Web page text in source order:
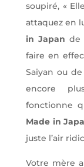
soupiré, «
attaquez en
in Japan de
faire en
Saiyan ou
encore
fonctionne
Made in
juste l’air
Votre mère